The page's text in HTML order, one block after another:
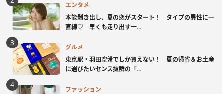
エンタメ
本能剥き出し、夏の恋がスタート！ タイプの異性に一
直線♡ 早くも走り出す一...
グルメ
東京駅・羽田空港でしか買えない！ 夏の帰省＆お土産
に選びたいセンス抜群の「...
ファッション